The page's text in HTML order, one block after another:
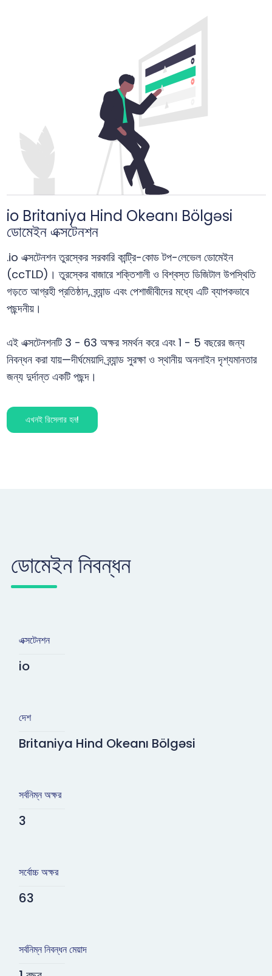
io Britaniya Hind Okeanı Bölgəsi
ডোমেইন এক্সটেনশন
.io এক্সটেনশন তুরস্কের সরকারি কান্ট্রি-কোড টপ-লেভেল ডোমেইন
(ccTLD)। তুরস্কের বাজারে শক্তিশালী ও বিশ্বস্ত ডিজিটাল উপস্থিতি
গড়তে আগ্রহী প্রতিষ্ঠান, ব্র্যান্ড এবং পেশাজীবীদের মধ্যে এটি ব্যাপকভাবে
পছন্দনীয়।
এই এক্সটেনশনটি 3 - 63 অক্ষর সমর্থন করে এবং 1 - 5 বছরের জন্য
নিবন্ধন করা যায়—দীর্ঘমেয়াদি ব্র্যান্ড সুরক্ষা ও স্থানীয় অনলাইন দৃশ্যমানতার
জন্য দুর্দান্ত একটি পছন্দ।
এখনই রিসেলার হন!
ডোমেইন নিবন্ধন
এক্সটেনশন
io
দেশ
Britaniya Hind Okeanı Bölgəsi
সর্বনিম্ন অক্ষর
3
সর্বোচ্চ অক্ষর
63
সর্বনিম্ন নিবন্ধন মেয়াদ